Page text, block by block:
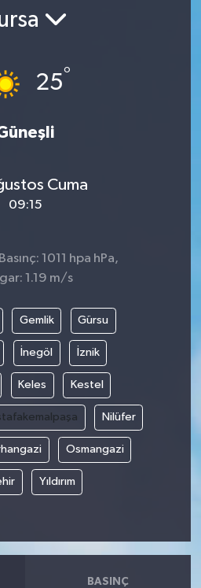
25°
Cuma
09:15
1011 hpa hPa,
1.19 m/s
Gemlik Gürsu
İnegöl İznik
Keles Kestel
Nilüfer
Osmangazi
Yıldırım
BASINÇ